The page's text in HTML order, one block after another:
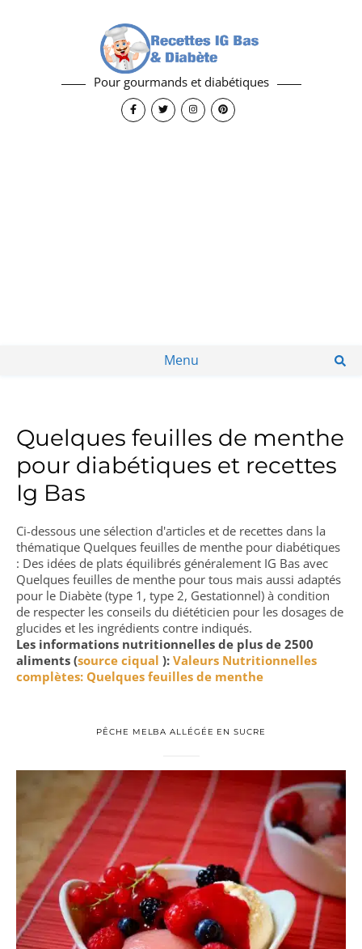
Pour gourmands et diabétiques
Menu
Quelques feuilles de menthe
pour diabétiques et recettes
Ig Bas
Ci-dessous une sélection d'articles et de recettes dans la
thématique Quelques feuilles de menthe pour diabétiques
: Des idées de plats équilibrés généralement IG Bas avec
Quelques feuilles de menthe pour tous mais aussi adaptés
pour le Diabète (type 1, type 2, Gestationnel) à condition
de respecter les conseils du diététicien pour les dosages de
glucides et les ingrédients contre indiqués.
Les informations nutritionnelles de plus de 2500
aliments (source ciqual ): Valeurs Nutritionnelles
complètes: Quelques feuilles de menthe
PÊCHE MELBA ALLÉGÉE EN SUCRE